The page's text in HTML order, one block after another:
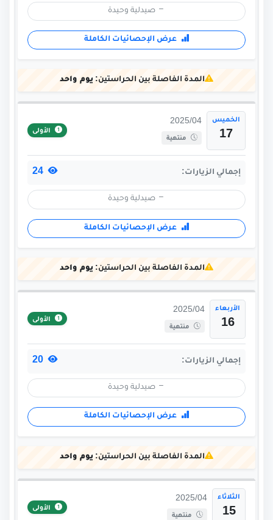
صيدلية وحيدة
عرض الإحصائيات الكاملة
المدة الفاصلة بين الحراستين: يوم واحد
الخميس
17
2025/04
منتهية
الأولى
إجمالي الزيارات:
صيدلية وحيدة
عرض الإحصائيات الكاملة
المدة الفاصلة بين الحراستين: يوم واحد
الأربعاء
16
2025/04
منتهية
الأولى
إجمالي الزيارات:
صيدلية وحيدة
عرض الإحصائيات الكاملة
المدة الفاصلة بين الحراستين: يوم واحد
الثلاثاء
15
2025/04
منتهية
الأولى